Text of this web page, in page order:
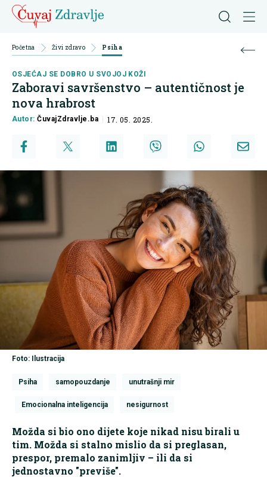
Početna Živi zdravo Psiha
OSJEĆAJ SE DOBRO U SVOJOJ KOŽI
Zaboravi savršenstvo – autentičnost je
nova hrabrost
Autor:ČuvajZdravlje.ba 17. 05. 2025.
Foto: Ilustracija
Psiha samopouzdanje unutrašnji mir
Emocionalna inteligencija nesigurnost
Možda si bio ono dijete koje nikad nisu birali u
tim. Možda si stalno mislio da si preglasan,
prespor, premalo zanimljiv – ili da si
jednostavno "previše".